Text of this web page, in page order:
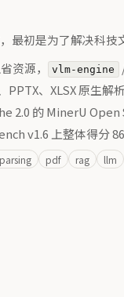
初是为了解决科技
资源， vlm-engine
PPTX、XLSX 原生
2.0 的 MinerU
v1.6 上整体得分
pdf rag llm